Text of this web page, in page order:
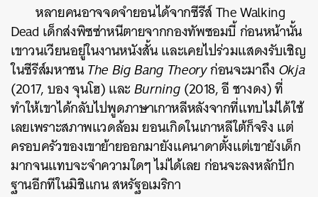
หลายคนอาจจดจำยอนได้จากซีรีส์ The Walking
Dead เด็กส่งพิซซ่าหนีตายจากกองทัพซอมบี้ ก่อนหน้านั้น
เขาวนเวียนอยู่ในงานหนังสั้น และเคยไปร่วมแสดงรับเชิญ
ในซีรีส์มหาชนThe Big Bang Theoryก่อนจะมาถึงOkja
(2017, บอง จุนโฮ) และBurning(2018, อี ชางดง) ที่
ทำให้เขาได้กลับไปพูดภาษาเกาหลีหลังจากที่แทบไม่ได้ใช้
เลยเพราะสภาพแวดล้อม ยอนเกิดในเกาหลีใต้ก็จริง แต่
ครอบครัวของเขาย้ายออกมายังแคนาดาตั้งแต่เขายังเด็ก
มากจนแทบจะจำความใดๆ ไม่ได้เลย ก่อนจะลงหลักปัก
ฐานอีกทีในมิชิแกน สหรัฐอเมริกา